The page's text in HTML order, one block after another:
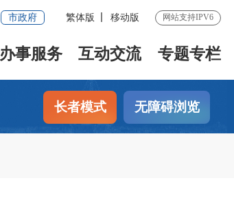
市政府 繁体版 移动版 网站支持IPV6
办事服务 互动交流 专题专栏
长者模式 无障碍浏览